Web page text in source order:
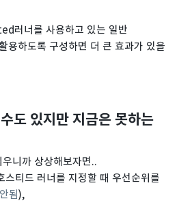
러너를 사용하고 있는 일반
하도록 구성하면 더 큰 효과가 있을
도 있지만 지금은 못하는
니까 상상해보자면..
티드 러너를 지정할 때 우선순위를
됨),